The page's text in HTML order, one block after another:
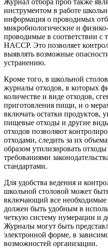
Журнал отбора проб также
инструментом в работе
информация о проводимых
микробиологические и
проводимые в соответствии
HACCP. Это позволяет
выявлять возможные
устранению.
Кроме того, в школьной
журналы отходов, в которых
количестве и виде отходов,
приготовления пищи, и о
включать остатки продуктов,
пищевые отходы и другие
отходов позволяют
отходами, следить за их
образом утилизировать
требованиями
стандартами.
Для удобства ведения и
школьной столовой может
включающий все
должен быть удобным в
четкую систему нумерации и
Журналы могут быть
электронной форме, в
возможностей организации.